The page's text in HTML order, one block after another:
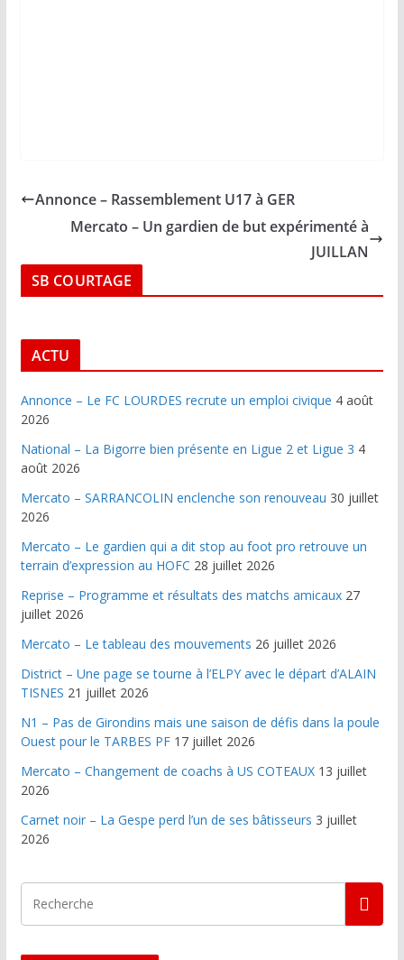
Annonce – Rassemblement U17 à GER
Mercato – Un gardien de but expérimenté à
JUILLAN
SB COURTAGE
ACTU
Annonce – Le FC LOURDES recrute un emploi civique 4 août
2026
National – La Bigorre bien présente en Ligue 2 et Ligue 3 4
août 2026
Mercato – SARRANCOLIN enclenche son renouveau 30 juillet
2026
Mercato – Le gardien qui a dit stop au foot pro retrouve un
terrain d’expression au HOFC 28 juillet 2026
Reprise – Programme et résultats des matchs amicaux 27
juillet 2026
Mercato – Le tableau des mouvements 26 juillet 2026
District – Une page se tourne à l’ELPY avec le départ d’ALAIN
TISNES 21 juillet 2026
N1 – Pas de Girondins mais une saison de défis dans la poule
Ouest pour le TARBES PF 17 juillet 2026
Mercato – Changement de coachs à US COTEAUX 13 juillet
2026
Carnet noir – La Gespe perd l’un de ses bâtisseurs 3 juillet
2026